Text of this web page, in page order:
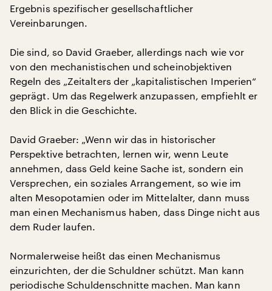
Ergebnis spezifischer gesellschaftlicher
Vereinbarungen.
Die sind, so David Graeber, allerdings nach wie vor
von den mechanistischen und scheinobjektiven
Regeln des „Zeitalters der „kapitalistischen Imperien“
geprägt. Um das Regelwerk anzupassen, empfiehlt er
den Blick in die Geschichte.
David Graeber: „Wenn wir das in historischer
Perspektive betrachten, lernen wir, wenn Leute
annehmen, dass Geld keine Sache ist, sondern ein
Versprechen, ein soziales Arrangement, so wie im
alten Mesopotamien oder im Mittelalter, dann muss
man einen Mechanismus haben, dass Dinge nicht aus
dem Ruder laufen.
Normalerweise heißt das einen Mechanismus
einzurichten, der die Schuldner schützt. Man kann
periodische Schuldenschnitte machen. Man kann